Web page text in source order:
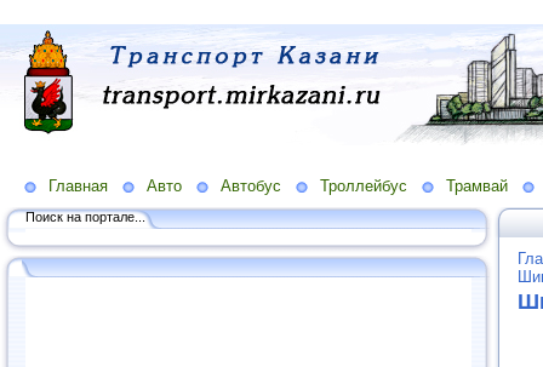
Главная Авто Автобус Троллейбус Трамвай
Поиск на портале...